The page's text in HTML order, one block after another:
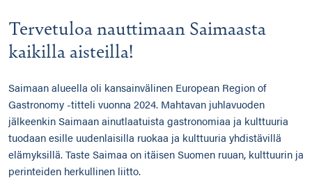
Tervetuloa nauttimaan Saimaasta
kaikilla aisteilla!
Saimaan alueella oli kansainvälinen European Region of
Gastronomy -titteli vuonna 2024. Mahtavan juhlavuoden
jälkeenkin Saimaan ainutlaatuista gastronomiaa ja kulttuuria
tuodaan esille uudenlaisilla ruokaa ja kulttuuria yhdistävillä
elämyksillä. Taste Saimaa on itäisen Suomen ruuan, kulttuurin ja
perinteiden herkullinen liitto.